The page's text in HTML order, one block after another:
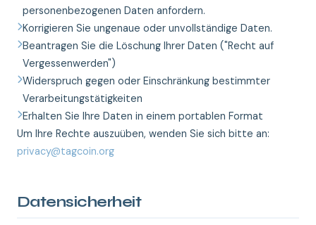
personenbezogenen Daten anfordern.
Korrigieren Sie ungenaue oder unvollständige Daten.
Beantragen Sie die Löschung Ihrer Daten ("Recht auf
Vergessenwerden")
Widerspruch gegen oder Einschränkung bestimmter
Verarbeitungstätigkeiten
Erhalten Sie Ihre Daten in einem portablen Format
Um Ihre Rechte auszuüben, wenden Sie sich bitte an:
privacy@tagcoin.org
Datensicherheit